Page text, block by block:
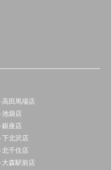
高田馬場店
池袋店
銀座店
下北沢店
北千住店
大森駅前店